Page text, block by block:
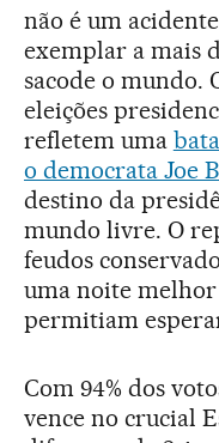
não é um
exemplar a mais
sacode o mundo.
eleições
refletem uma
o democrata Joe
destino da
mundo livre. O
feudos
uma noite melhor
permitiam
Com 94% dos
vence no crucial